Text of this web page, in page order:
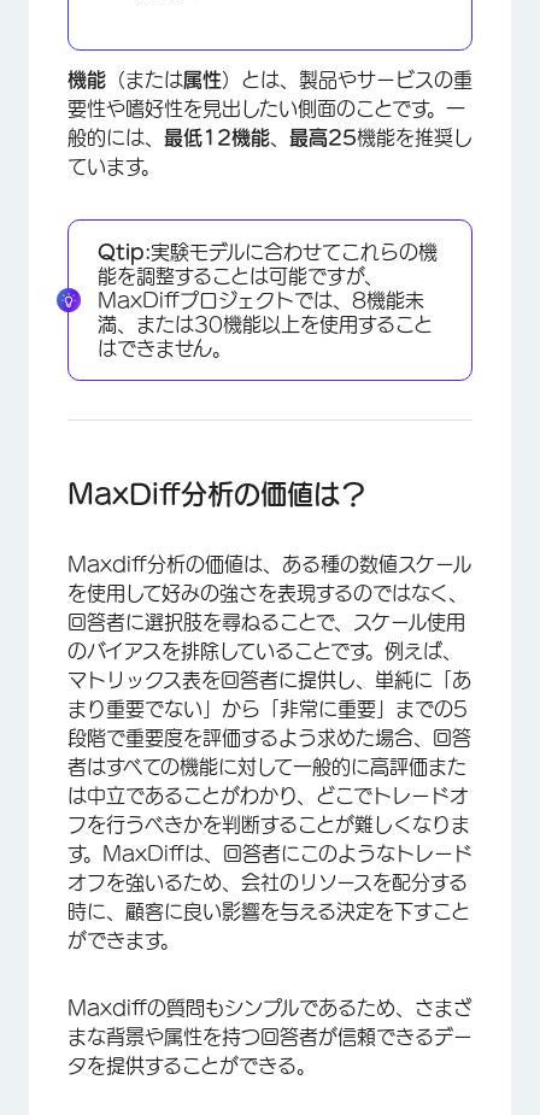
機能 （または属性）とは、製品やサービスの重
要性や嗜好性を見出したい側面のことです。一
般的には、 最低12機能 最高25機能を推奨し
ています。
Qtip:実験モデルに合わせてこれらの機
能を調整することは可能ですが、
MaxDiffプロジェクトでは、8機能未
満、または30機能以上を使用すること
はできません。
MaxDiff分析の価値は？
Maxdiff分析の価値は、ある種の数値スケール
を使用して好みの強さを表現するのではなく、
回答者に選択肢を尋ねることで、スケール使用
のバイアスを排除していることです。例えば、
マトリックス表を回答者に提供し、単純に「あ
まり重要でない」から「非常に重要」までの5
段階で重要度を評価するよう求めた場合、回答
者はすべての機能に対して一般的に高評価また
は中立であることがわかり、どこでトレードオ
フを行うべきかを判断することが難しくなりま
す。MaxDiffは、回答者にこのようなトレード
オフを強いるため、会社のリソースを配分する
時に、顧客に良い影響を与える決定を下すこと
ができます。
Maxdiffの質問もシンプルであるため、さまざ
まな背景や属性を持つ回答者が信頼できるデー
タを提供することができる。